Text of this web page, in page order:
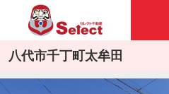
八代市千丁町太牟田